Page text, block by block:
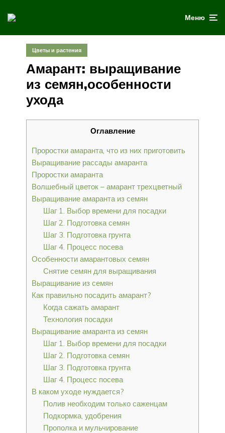
Меню
Цветы и растения
Амарант: выращивание
из семян,особенности
ухода
Оглавление
Проростки амаранта, что из них приготовить
Выращивание рассады амаранта
Проростки амаранта
Волшебный цветок – амарант трехцветный
Выращивание амаранта из семян
Шаг 1. Выбор времени для посадки
Шаг 2. Подготовка семян
Шаг 3. Подготовка грунта
Шаг 4. Процесс посева
Особенности амарантовых семян
Снятие семян для выращивания
Выращивание из семян
Как правильно посадить амарант?
Когда сажать амарант
Технология посадки
Выращивание амаранта из семян
Шаг 1. Выбор времени для посадки
Шаг 2. Подготовка семян
Шаг 3. Подготовка грунта
Шаг 4. Процесс посева
В каком уходе нуждается?
Полив необходим только саженцам
Подкормка, удобрения
Прополка и мульчирование